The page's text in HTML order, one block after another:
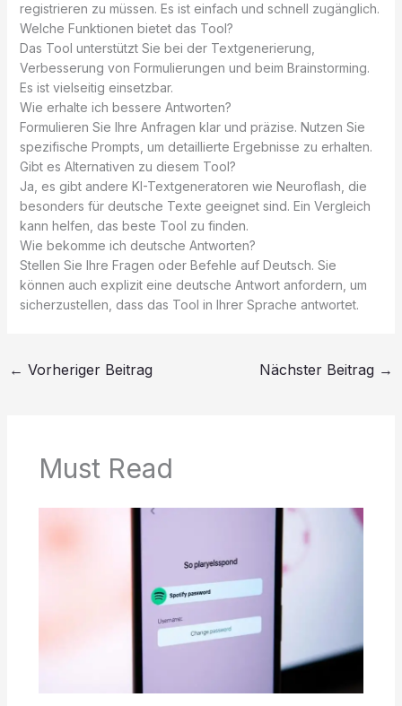
registrieren zu müssen. Es ist einfach und schnell zugänglich.
Welche Funktionen bietet das Tool?
Das Tool unterstützt Sie bei der Textgenerierung,
Verbesserung von Formulierungen und beim Brainstorming.
Es ist vielseitig einsetzbar.
Wie erhalte ich bessere Antworten?
Formulieren Sie Ihre Anfragen klar und präzise. Nutzen Sie
spezifische Prompts, um detaillierte Ergebnisse zu erhalten.
Gibt es Alternativen zu diesem Tool?
Ja, es gibt andere KI-Textgeneratoren wie Neuroflash, die
besonders für deutsche Texte geeignet sind. Ein Vergleich
kann helfen, das beste Tool zu finden.
Wie bekomme ich deutsche Antworten?
Stellen Sie Ihre Fragen oder Befehle auf Deutsch. Sie
können auch explizit eine deutsche Antwort anfordern, um
sicherzustellen, dass das Tool in Ihrer Sprache antwortet.
← Vorheriger Beitrag Nächster Beitrag →
Must Read